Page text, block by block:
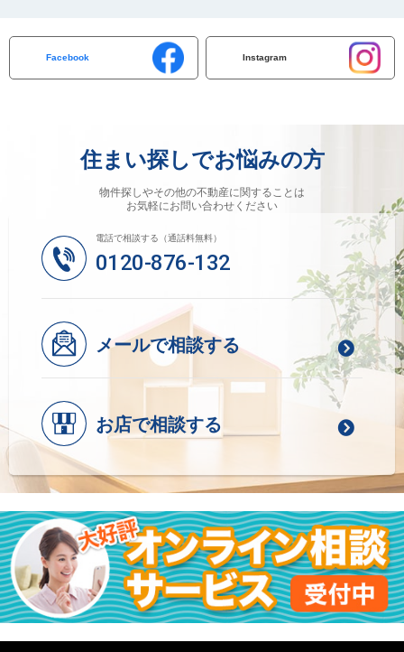
Facebook Instagram
住まい探しでお悩みの方
物件探しやその他の不動産に関することは
お気軽にお問い合わせください
電話で相談する（通話料無料）
0120-876-132
メールで相談する
お店で相談する